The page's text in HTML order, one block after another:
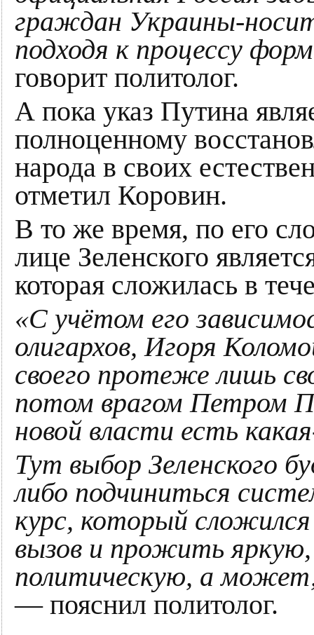
граждан Украины-
подходя к процессу
говорит политолог.
А пока указ Путина
полноценному
народа в своих
отметил Коровин.
В то же время, по его
лице Зеленского
которая сложилась в
«С учётом его
олигархов, Игоря
своего протеже лишь
потом врагом Петром
новой власти есть
Тут выбор Зеленского
либо подчиниться
курс, который
вызов и прожить
политическую, а
— пояснил политолог.